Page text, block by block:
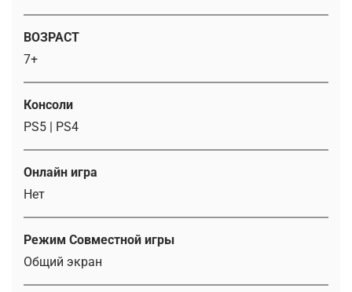
ВОЗРАСТ
7+
Консоли
PS5 | PS4
Онлайн игра
Нет
Режим Совместной игры
Общий экран